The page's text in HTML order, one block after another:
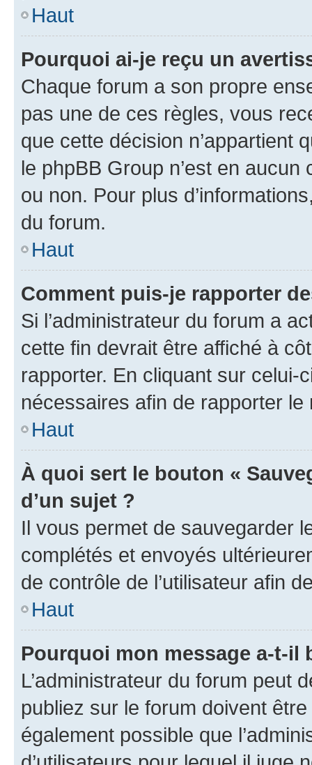
Haut
Pourquoi ai-je reçu un
Chaque forum a son propre
pas une de ces règles, vous
que cette décision n’appartient
le phpBB Group n’est en
ou non. Pour plus
du forum.
Haut
Comment puis-je rapporter
Si l’administrateur du forum a
cette fin devrait être affiché à
rapporter. En cliquant sur
nécessaires afin de rapporter le
Haut
À quoi sert le bouton «
d’un sujet ?
Il vous permet de sauvegarder
complétés et envoyés
de contrôle de l’utilisateur afin
Haut
Pourquoi mon message a-t-il
L’administrateur du forum peut
publiez sur le forum doivent
également possible que